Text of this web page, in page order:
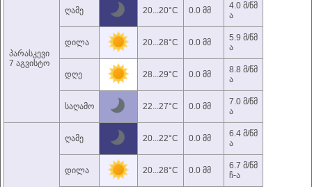
პარასკევი
7 აგვისტო
ღამე 20...20°C 0.0 მმ
4.0 მ/წმ
ა
დილა 20...28°C 0.0 მმ
5.9 მ/წმ
ა
დღე 28...29°C 0.0 მმ
8.8 მ/წმ
ა
საღამო 22...27°C 0.0 მმ
7.0 მ/წმ
ა
ღამე 20...22°C 0.0 მმ
6.4 მ/წმ
ა
დილა 20...28°C 0.0 მმ
6.7 მ/წმ
ჩ-ა